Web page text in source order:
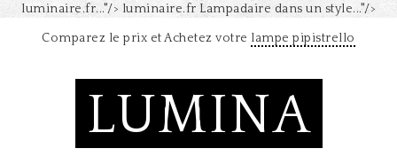
luminaire.fr..."/> luminaire.fr Lampadaire dans un style..."/>
Comparez le prix et Achetez votre lampe pipistrello
LUMINA